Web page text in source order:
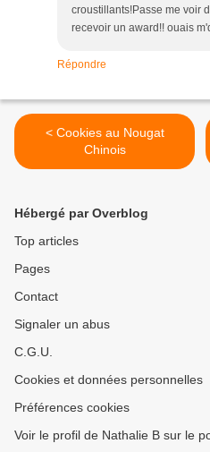
croustillants!Passe me voir
recevoir un award!! ouais
Répondre
< Cookies au Nougat
Chinois
Hébergé par Overblog
Top articles
Pages
Contact
Signaler un abus
C.G.U.
Cookies et données personnelles
Préférences cookies
Voir le profil de Nathalie B sur le